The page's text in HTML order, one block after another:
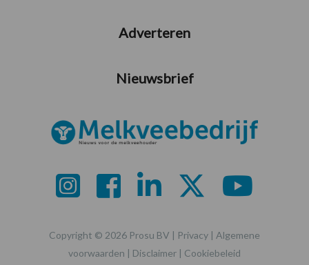
Adverteren
Nieuwsbrief
Copyright © 2026 Prosu BV | Privacy | Algemene
voorwaarden | Disclaimer | Cookiebeleid